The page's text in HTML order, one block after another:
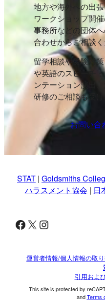
地方や海外への出張
ワークショップ開
事務所などの団体
合わせからご相談く
留学相談や受験対
や英語のスピーチ
ンテーション演出
研修のご相談も受
お問い合
STAT | Goldsmiths
ハラスメント協会 | 日
Facebook X Instagram
運営者情報/個人情報の取
引用およ
This site is protected by
andTerms